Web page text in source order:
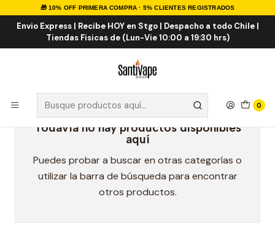
🎁 10% OFF PRIMERA COMPRA · 5% CLIENTES REGISTRADOS
Envio Express | Recibe HOY en Stgo | Despacho a todo Chile |
Tiendas Fisicas de (Lun-Vie 10:00 a 19:30 hrs)
0
Inicio Marcas Eliquid Havana Dream 120ml
Havana Dream 120ml
Todavía no hay productos disponibles
aquí
Puedes probar a buscar en otras categorías o
utilizar la barra de búsqueda para encontrar
otros productos.